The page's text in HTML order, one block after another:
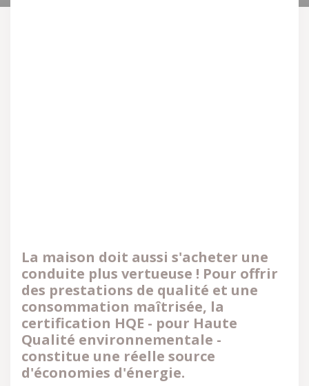
La maison doit aussi s'acheter une
conduite plus vertueuse ! Pour offrir
des prestations de qualité et une
consommation maîtrisée, la
certification HQE - pour Haute
Qualité environnementale -
constitue une réelle source
d'économies d'énergie.